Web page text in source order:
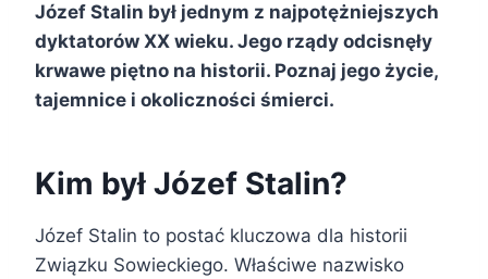
Józef Stalin był jednym z najpotężniejszych
dyktatorów XX wieku. Jego rządy odcisnęły
krwawe piętno na historii. Poznaj jego życie,
tajemnice i okoliczności śmierci.
Kim był Józef Stalin?
Józef Stalin to postać kluczowa dla historii
Związku Sowieckiego. Właściwe nazwisko